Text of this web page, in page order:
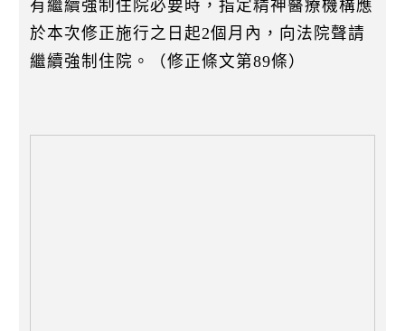
有繼續強制住院必要時，指定精神醫療機構應
於本次修正施行之日起2個月內，向法院聲請
繼續強制住院。（修正條文第89條）